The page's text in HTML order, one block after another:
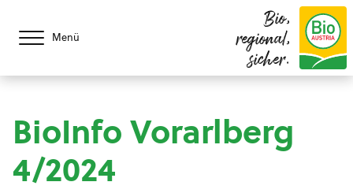
Menü
Bio,
regional,
sicher.
BioInfo Vorarlberg
4/2024